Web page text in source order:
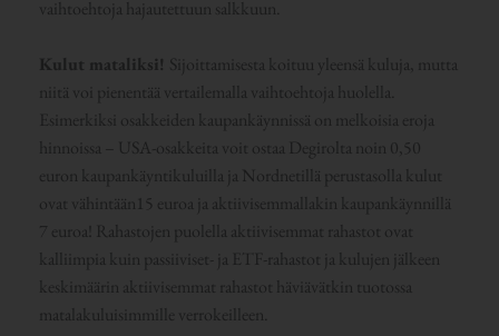
vaihtoehtoja hajautettuun salkkuun.
Kulut mataliksi! Sijoittamisesta koituu yleensä kuluja, mutta
niitä voi pienentää vertailemalla vaihtoehtoja huolella.
Esimerkiksi osakkeiden kaupankäynnissä on melkoisia eroja
hinnoissa – USA-osakkeita voit ostaa Degirolta noin 0,50
euron kaupankäyntikuluilla ja Nordnetillä perustasolla kulut
ovat vähintään15 euroa ja aktiivisemmallakin kaupankäynnillä
7 euroa! Rahastojen puolella aktiivisemmat rahastot ovat
kalliimpia kuin passiiviset- ja ETF-rahastot ja kulujen jälkeen
keskimäärin aktiivisemmat rahastot häviävätkin tuotossa
matalakuluisimmille verrokeilleen.